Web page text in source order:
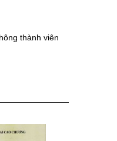
thành viên